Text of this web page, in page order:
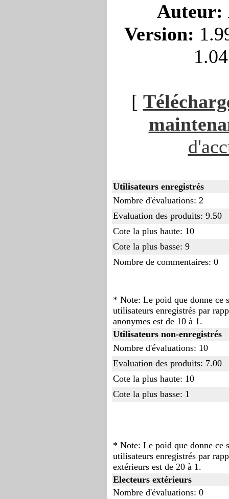
Auteur:
Version:
[
Utilisateurs enregistrés
Nombre d'évaluations: 2
Evaluation des produits: 9.50
Cote la plus haute: 10
Cote la plus basse: 9
Nombre de commentaires: 0
* Note: Le poid que donne ce
utilisateurs enregistrés par
anonymes est de 10 à 1.
Utilisateurs non-enregistrés
Nombre d'évaluations: 10
Evaluation des produits: 7.00
Cote la plus haute: 10
Cote la plus basse: 1
* Note: Le poid que donne ce
utilisateurs enregistrés par
extérieurs est de 20 à 1.
Electeurs extérieurs
Nombre d'évaluations: 0